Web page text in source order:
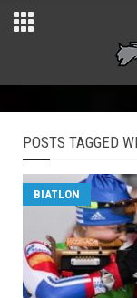
POSTS TAGGED
BIATLON